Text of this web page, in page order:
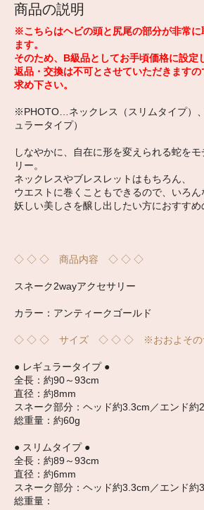
商品の説明
※こちらはヘビの頭と尻尾の部分が非常に
ます。
そのため、B級品としてお手頃価格に設定
返品・交換は不可とさせていただきます
求め下さい。
※PHOTO…ネックレス（スリムタイプ）
ュラータイプ）
しなやかに、自在に形を変えられる蛇を
リー。
ネックレスやブレスレットはもちろん、
ウエストに巻くこともできるので、いろん
妖しい美しさを醸し出したい方におすすめ
◇ ◇ ◇ 商品内容 ◇ ◇ ◇
スネーク2wayアクセサリー
カラー：アンティークゴールド
◇ ◇ ◇ サイズ ◇ ◇ ◇ ※おおよそのサ
● レギュラータイプ ●
全長：約90～93cm
直径：約8mm
スネーク部分：ヘッド約3.3cm／エンド約
総重量：約60g
● スリムタイプ ●
全長：約89～93cm
直径：約6mm
スネーク部分：ヘッド約3.3cm／エンド約
総重量：